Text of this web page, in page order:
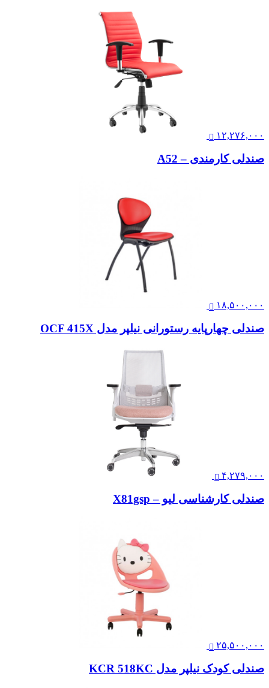
۱۲,۲۷۶,۰۰۰
صندلی کارمندی – A52
۱۸,۵۰۰,۰۰۰
صندلی چهارپایه رستورانی نیلپر مدل OCF 415X
۴,۲۷۹,۰۰۰
صندلی کارشناسی لیو – X81gsp
۲۵,۵۰۰,۰۰۰
صندلی کودک نیلپر مدل KCR 518KC